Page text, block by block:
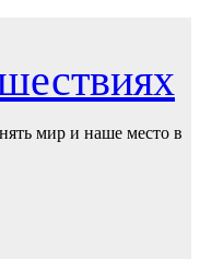
мир и наше место в